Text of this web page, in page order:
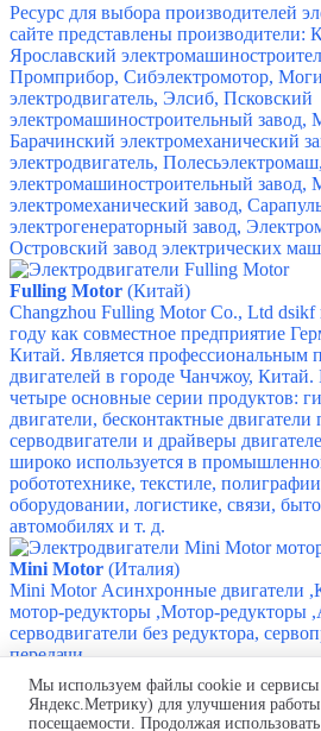
Ресурс для выбора производителей
сайте представлены производители:
Ярославский
Промприбор, Сибэлектромотор,
электродвигатель, Элсиб, Псковский
электромашиностроительный завод,
Барачинский электромеханический
электродвигатель,
электромашиностроительный завод,
электромеханический завод,
электрогенераторный завод,
Островский завод электрических
Fulling Motor (Китай)
Changzhou Fulling Motor Co., Ltd
году как совместное предприятие
Китай. Является профессиональным
двигателей в городе Чанчжоу,
четыре основные серии продуктов:
двигатели, бесконтактные двигатели
серводвигатели и драйверы
широко используется в
робототехнике, текстиле,
оборудовании, логистике, связи,
автомобилях и т. д.
Mini Motor (Италия)
Mini Motor Асинхронные двигатели
мотор-редукторы ,​Мотор-редукторы
серводвигатели без редуктора,
передачи
Производство и поставка шинных
Мы используем файлы cookie и сервисы
Яндекс.Метрику) для улучшения работы
посещаемости. Продолжая